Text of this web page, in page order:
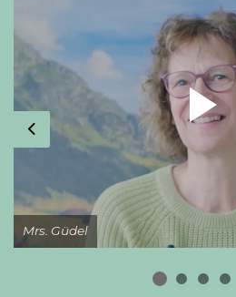
Previous
Mrs. Güdel